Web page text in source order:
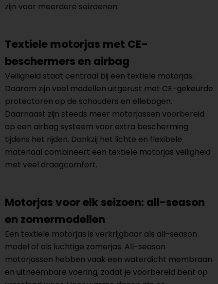
zijn voor meerdere seizoenen.
Textiele motorjas met CE-
beschermers en airbag
Veiligheid staat centraal bij een textiele motorjas.
Daarom zijn veel modellen uitgerust met CE-gekeurde
protectoren op de schouders en ellebogen.
Daarnaast zijn steeds meer motorjassen voorbereid
op een airbag systeem voor extra bescherming
tijdens het rijden. Dankzij het lichte en flexibele
materiaal combineert een textiele motorjas veiligheid
met veel draagcomfort.
Motorjas voor elk seizoen: all-season
en zomermodellen
Een textiele motorjas is verkrijgbaar als all-season
model of als luchtige zomerjas. All-season
motorjassen hebben vaak een waterdicht membraan
en uitneembare voering, zodat je voorbereid bent op